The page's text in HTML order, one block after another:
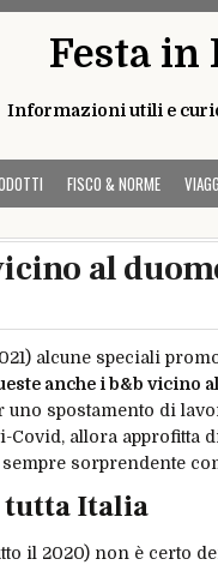
Festa in
Informazioni utili e
FISCO & NORME
al
alcune speciali
anche i b&b vicino
spostamento di
allora approfitta
sorprendente
tutta Italia
il 2020) non è certo